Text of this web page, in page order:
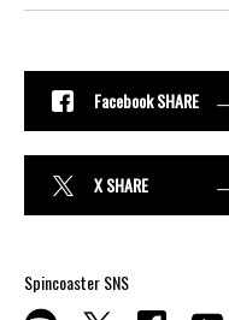
Facebook SHARE
X SHARE
Spincoaster SNS